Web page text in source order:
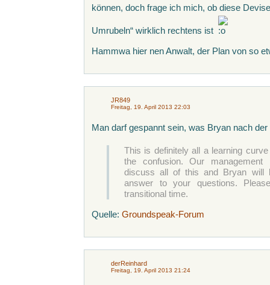
können, doch frage ich mich, ob diese
Umrubeln“ wirklich rechtens ist
Hammwa hier nen Anwalt, der Plan von so
JR849
Freitag, 19. April 2013 22:03
Man darf gespannt sein, was Bryan nach
This is definitely all a learning
the confusion. Our
discuss all of this and Bryan will
answer to your questions.
transitional time.
Quelle: Groundspeak-Forum
derReinhard
Freitag, 19. April 2013 21:24